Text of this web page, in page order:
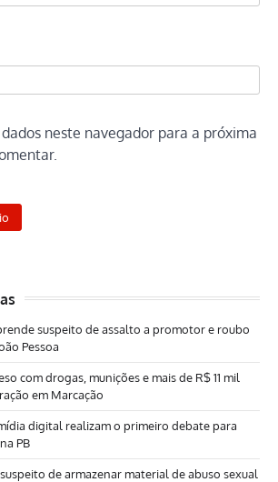
neste navegador para a próxima
suspeito de assalto a promotor e roubo
Pessoa
com drogas, munições e mais de R$ 11 mil
em Marcação
digital realizam o primeiro debate para
PB
de armazenar material de abuso sexual